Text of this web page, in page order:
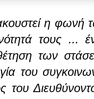
η φωνή
τους ...
των
του
του